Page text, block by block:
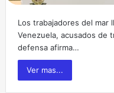
Los trabajadores del mar
Venezuela, acusados de
defensa afirma…
Ver mas...